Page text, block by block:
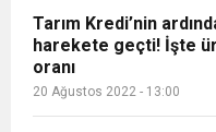
Tarım Kredi’nin
harekete geçti! İşte
oranı
20 Ağustos 2022 - 13:00